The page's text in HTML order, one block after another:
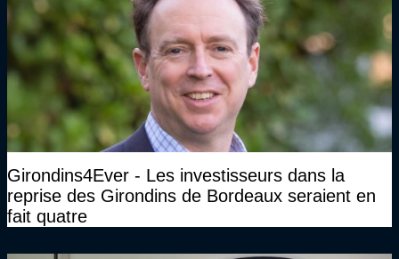
Girondins4Ever - Les investisseurs dans la
reprise des Girondins de Bordeaux seraient en
fait quatre